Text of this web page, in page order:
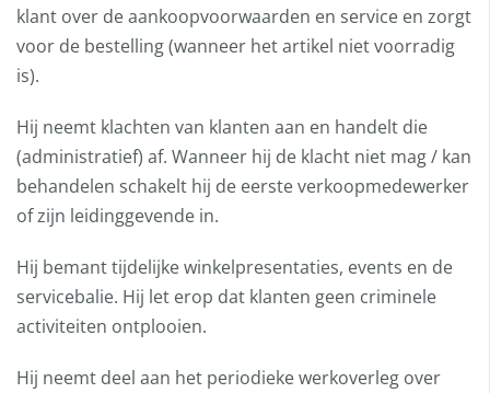
klant over de aankoopvoorwaarden en service en zorgt
voor de bestelling (wanneer het artikel niet voorradig
is).
Hij neemt klachten van klanten aan en handelt die
(administratief) af. Wanneer hij de klacht niet mag / kan
behandelen schakelt hij de eerste verkoopmedewerker
of zijn leidinggevende in.
Hij bemant tijdelijke winkelpresentaties, events en de
servicebalie. Hij let erop dat klanten geen criminele
activiteiten ontplooien.
Hij neemt deel aan het periodieke werkoverleg over